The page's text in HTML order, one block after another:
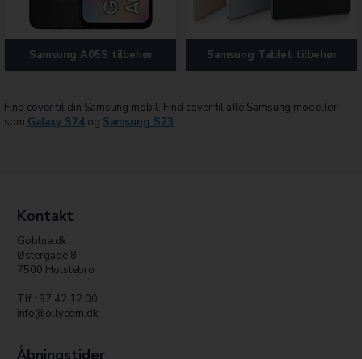
Samsung A05S tilbehør Samsung Tablet tilbehør
Find cover til din Samsung mobil. Find cover til alle Samsung modeller
som Galaxy S24 og Samsung S23.
Kontakt
Goblue.dk
Østergade 8
7500 Holstebro
Tlf.: 97 42 12 00
info@ollycom.dk
Åbningstider